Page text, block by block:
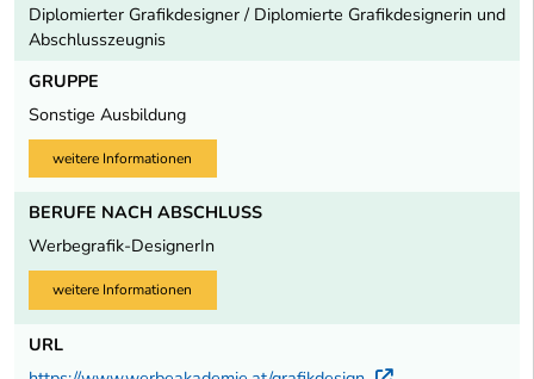
Diplomierter Grafikdesigner / Diplomierte Grafikdesignerin und
Abschlusszeugnis
GRUPPE
Sonstige Ausbildung
weitere Informationen
BERUFE NACH ABSCHLUSS
Werbegrafik-DesignerIn
weitere Informationen
URL